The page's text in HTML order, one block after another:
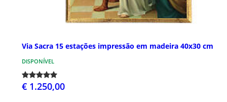
Via Sacra 15 estações impressão em madeira 40x30 cm
DISPONÍVEL
€ 1.250,00